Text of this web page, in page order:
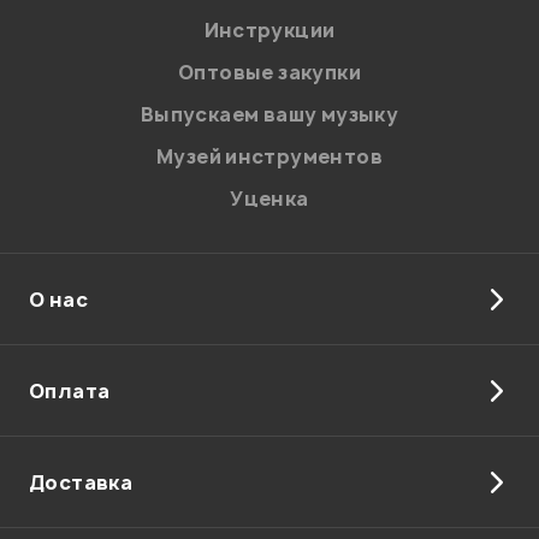
Инструкции
Оптовые закупки
Выпускаем вашу музыку
Музей инструментов
Уценка
О нас
Оплата
Доставка